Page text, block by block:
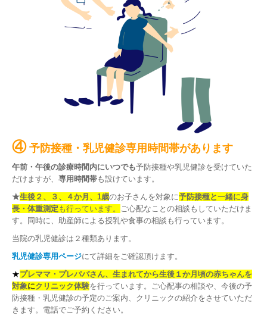
④予防接種・乳児健診専用時間帯があります
午前・午後の診療時間内にいつでも予防接種や乳児健診を受けていた
だけますが、 専用時間帯も設けています。
★生後２、３、４か月、1歳のお子さんを対象に予防接種と一緒に身
長・体重測定 も行っています。 ご心配なことの相談もしていただけま
す。同時に、助産師による授乳や食事の相談も行っています。
当院の乳児健診は２種類あります。
乳児健診専用ページにて詳細をご確認頂けます。
★プレママ・プレパパさん、生まれてから生後１か月頃の赤ちゃんを
対象にクリニック体験を行っています。ご心配事の相談や、今後の予
防接種・乳児健診の予定のご案内、クリニックの紹介をさせていただ
きます。 電話でご予約ください。